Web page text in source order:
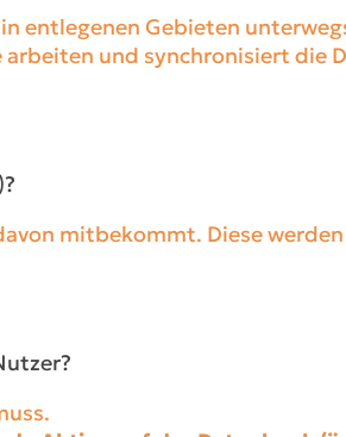
entlegenen Gebieten
und synchronisiert die
mitbekommt. Diese